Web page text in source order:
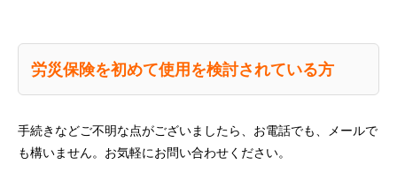
労災保険を初めて使用を検討されている方
手続きなどご不明な点がございましたら、お電話でも、メールで
も構いません。お気軽にお問い合わせください。